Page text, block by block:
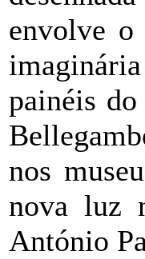
envolve o
painéis
nos
nova luz
António